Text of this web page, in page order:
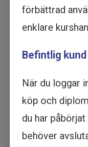
förbättrad
enklare
Befintlig kund
När du loggar
köp och
du har
behöver